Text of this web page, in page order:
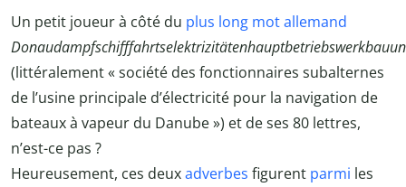
Un petit joueur à côté du plus long mot allemand
(littéralement « société des fonctionnaires subalternes
de l’usine principale d’électricité pour la navigation de
bateaux à vapeur du Danube ») et de ses 80 lettres,
n’est-ce pas ?
Heureusement, ces deuxadverbes figurent parmi les